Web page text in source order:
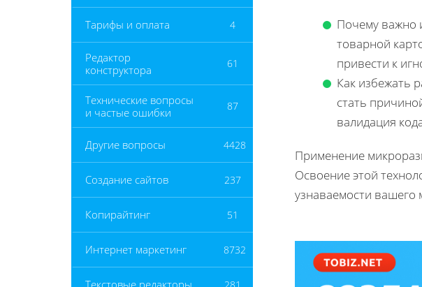
Тарифы и оплата 4
Редактор
конструктора
61
Технические вопросы
и частые ошибки
87
Другие вопросы 4428
Создание сайтов 237
Копирайтинг 51
Интернет маркетинг 8732
Почему важно
товарной
привести к
Как избежать
стать
валидация
Применение
Освоение этой
узнаваемости вашего